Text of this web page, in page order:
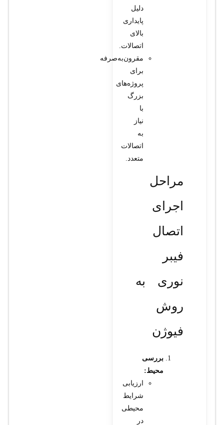
دلیل
پایداری
بالای
اتصالات.
مقرون‌به‌صرفه
برای
پروژه‌های
بزرگ
با
نیاز
به
اتصالات
متعدد.
مراحل
اجرای
اتصال
فیبر
نوری به
روش
فیوژن
بررسی
محیط:
ارزیابی
شرایط
محیطی
در